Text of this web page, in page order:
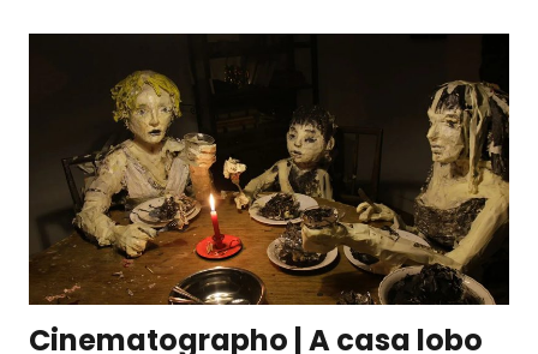
Cinematographo | A casa lobo